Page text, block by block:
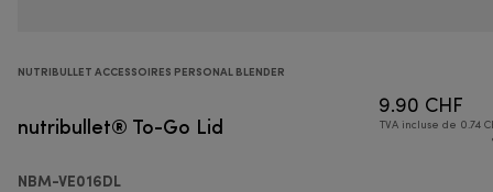
NUTRIBULLET ACCESSOIRES PERSONAL BLENDER
nutribullet® To-Go Lid
NBM-VE016DL
9.90 CHF
TVA incluse de 0.74